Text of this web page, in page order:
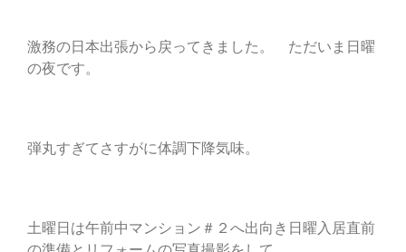
激務の日本出張から戻ってきました。 ただいま日曜
の夜です。
弾丸すぎてさすがに体調下降気味。
土曜日は午前中マンション＃２へ出向き日曜入居直前